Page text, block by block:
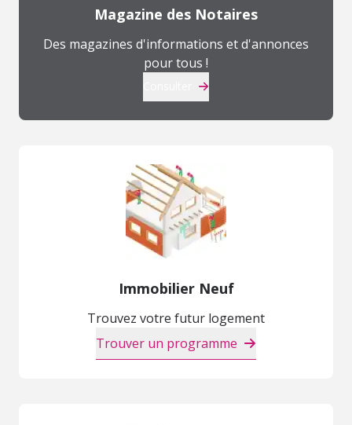
Magazine des Notaires
Des magazines d'informations et d'annonces
pour tous !
Immobilier Neuf
Trouvez votre futur logement
Trouver un programme